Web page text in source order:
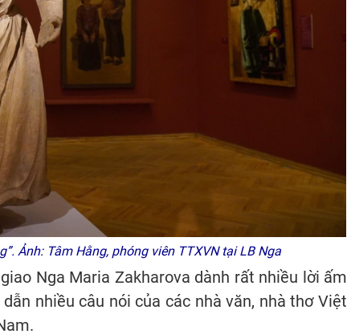
Ảnh: Tâm Hằng, phóng viên TTXVN tại LB Nga
Nga Maria Zakharova dành rất nhiều lời ấm
nhiều câu nói của các nhà văn, nhà thơ Việt